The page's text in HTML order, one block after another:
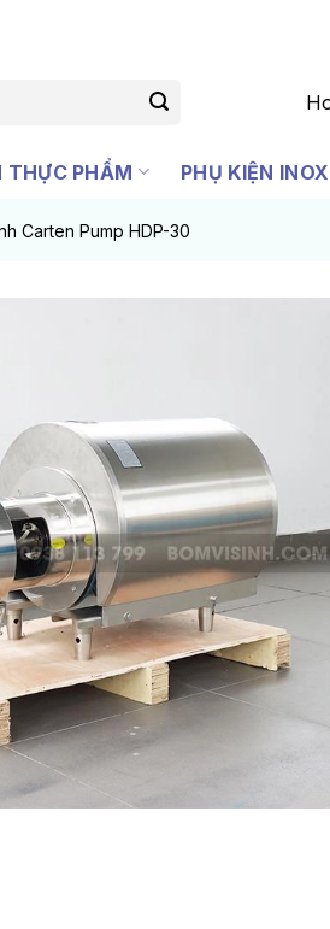
THỰC PHẨM PHỤ KIỆN
Carten Pump HDP-30